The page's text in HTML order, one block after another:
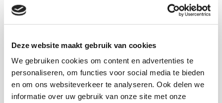
Deze website maakt gebruik van cookies
We gebruiken cookies om content en advertenties te
personaliseren, om functies voor social media te bieden
en om ons websiteverkeer te analyseren. Ook delen we
informatie over uw gebruik van onze site met onze
impact hebben in hun buurt.
Om dit ook in vervolginitiatieven te ondersteunen,
praktische tips en een checklist aan voor iedereen die
met jongerenparticipatie aan de slag wil – van
gemeenten en scholen tot jongerenwerkers en
maatschappelijke organisaties